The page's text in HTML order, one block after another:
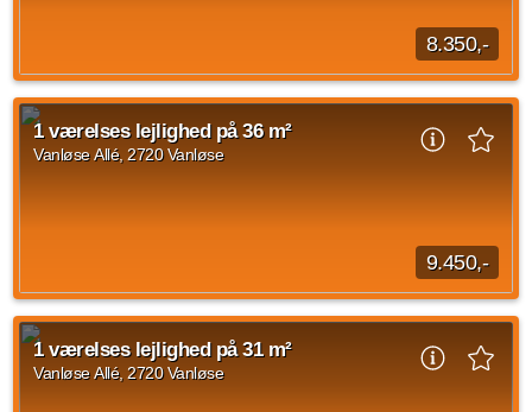
8.350,-
1 værelses lejlighed beliggende Rødovre Port, Aarhus N på
30 kvadratmeter. Huslejen udgør 8.350 DKK og forbrug er sat
til 500 DKK.
1 værelses lejlighed på 36 m²
Vanløse Allé, 2720 Vanløse
9.450,-
1 værelses lejlighed beliggende Vanløse Allé, Vanløse med et
areal på 36 m2. Husleje er på 9.450 kroner og forbrug er på
550 kroner.
1 værelses lejlighed på 31 m²
Vanløse Allé, 2720 Vanløse